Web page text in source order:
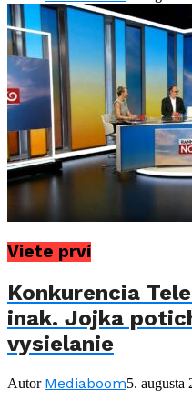
Viete prví
Konkurencia
inak. Jojka
vysielanie
Autor Mediaboom5. augusta